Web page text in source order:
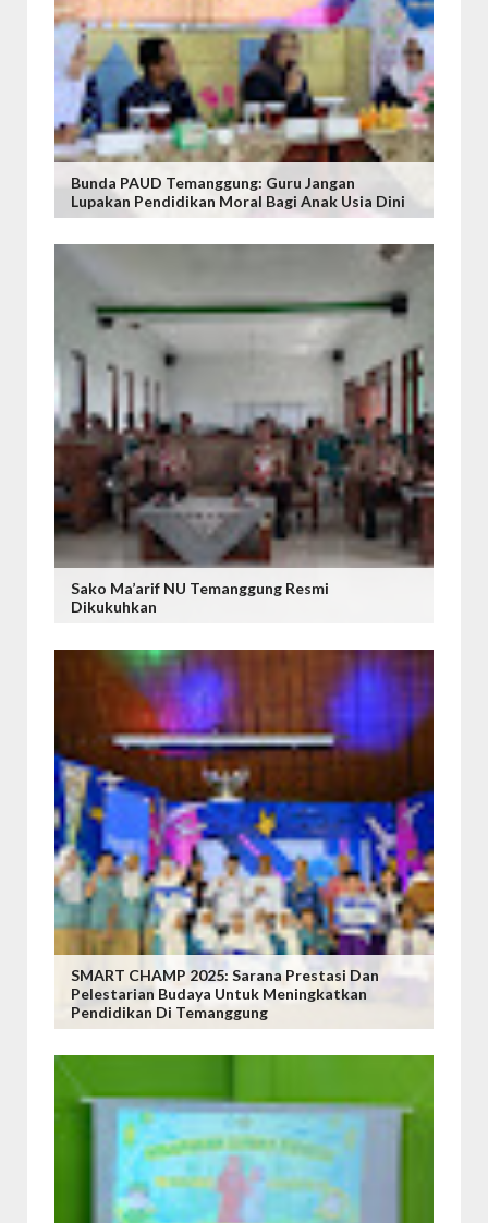
Bunda PAUD Temanggung: Guru Jangan
Lupakan Pendidikan Moral Bagi Anak Usia Dini
Sako Ma’arif NU Temanggung Resmi
Dikukuhkan
SMART CHAMP 2025: Sarana Prestasi Dan
Pelestarian Budaya Untuk Meningkatkan
Pendidikan Di Temanggung